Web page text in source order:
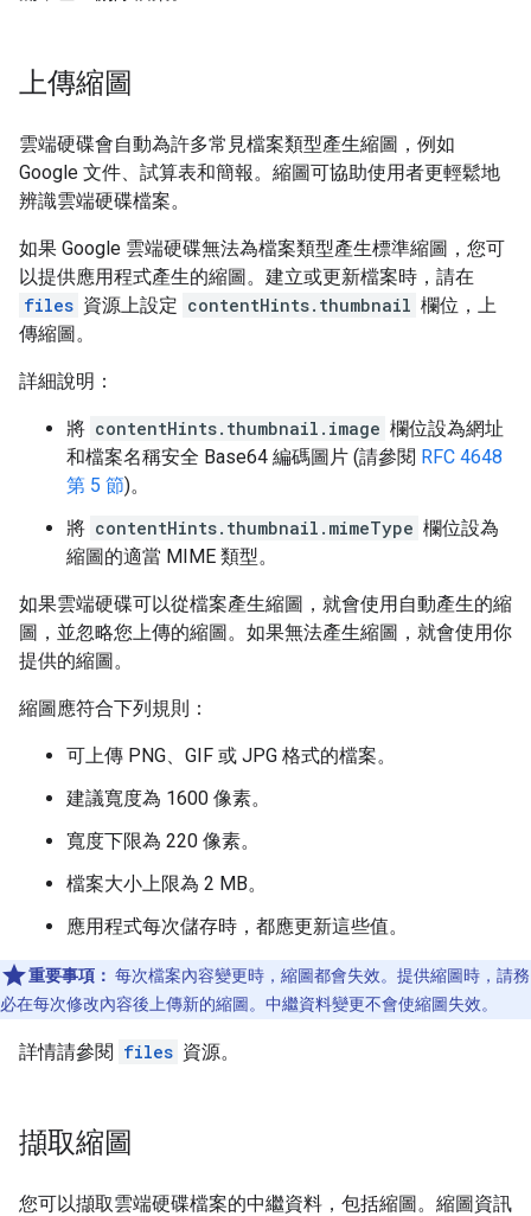
上傳縮圖
雲端硬碟會自動為許多常見檔案類型產生縮圖，例如
Google 文件、試算表和簡報。縮圖可協助使用者更輕鬆地
辨識雲端硬碟檔案。
如果 Google 雲端硬碟無法為檔案類型產生標準縮圖，您可
以提供應用程式產生的縮圖。建立或更新檔案時，請在
files 資源上設定 contentHints.thumbnail 欄位，上
傳縮圖。
詳細說明：
將 contentHints.thumbnail.image 欄位設為網址
和檔案名稱安全 Base64 編碼圖片 (請參閱 RFC 4648
第 5 節)。
將 contentHints.thumbnail.mimeType 欄位設為
縮圖的適當 MIME 類型。
如果雲端硬碟可以從檔案產生縮圖，就會使用自動產生的縮
圖，並忽略您上傳的縮圖。如果無法產生縮圖，就會使用你
提供的縮圖。
縮圖應符合下列規則：
可上傳 PNG、GIF 或 JPG 格式的檔案。
建議寬度為 1600 像素。
寬度下限為 220 像素。
檔案大小上限為 2 MB。
應用程式每次儲存時，都應更新這些值。
重要事項： 每次檔案內容變更時，縮圖都會失效。提供縮圖時，請務
必在每次修改內容後上傳新的縮圖。中繼資料變更不會使縮圖失效。
詳情請參閱 files 資源。
擷取縮圖
您可以擷取雲端硬碟檔案的中繼資料，包括縮圖。縮圖資訊